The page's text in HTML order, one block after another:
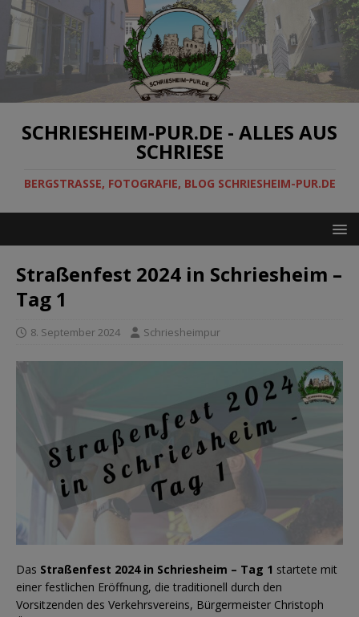
SCHRIESHEIM-PUR.DE - ALLES AUS
SCHRIESE
BERGSTRASSE, FOTOGRAFIE, BLOG SCHRIESHEIM-PUR.DE
Straßenfest 2024 in Schriesheim –
Tag 1
8. September 2024 Schriesheimpur
Das Straßenfest 2024 in Schriesheim – Tag 1 startete mit
einer festlichen Eröffnung, die traditionell durch den
Vorsitzenden des Verkehrsvereins, Bürgermeister Christoph